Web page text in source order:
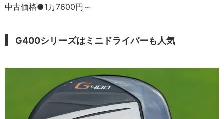
中古価格●1万7600円～
G400シリーズはミニドライバーも人気